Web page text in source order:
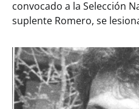
convocado a la Selección
suplente Romero, se